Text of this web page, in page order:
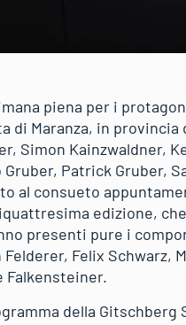
piena per i
di Maranza, in provincia
Simon Kainzwaldner,
Gruber, Patrick Gruber,
al consueto
edizione,
presenti pure i
Felderer, Felix Schwarz,
Falkensteiner.
della Gitschberg